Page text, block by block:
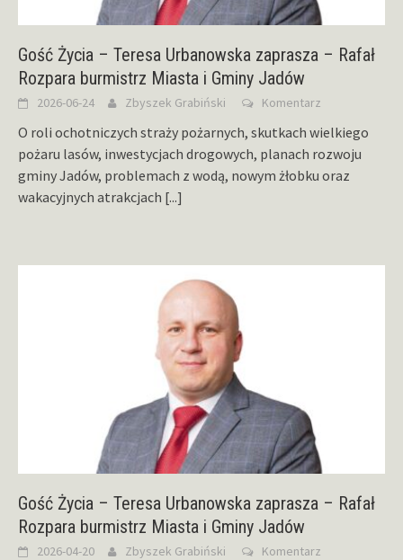
Gość Życia – Teresa Urbanowska zaprasza – Rafał
Rozpara burmistrz Miasta i Gminy Jadów
2026-06-24 Zbyszek Grabiński Komentarz
O roli ochotniczych straży pożarnych, skutkach wielkiego
pożaru lasów, inwestycjach drogowych, planach rozwoju
gminy Jadów, problemach z wodą, nowym żłobku oraz
wakacyjnych atrakcjach [...]
Gość Życia – Teresa Urbanowska zaprasza – Rafał
Rozpara burmistrz Miasta i Gminy Jadów
2026-04-20 Zbyszek Grabiński Komentarz